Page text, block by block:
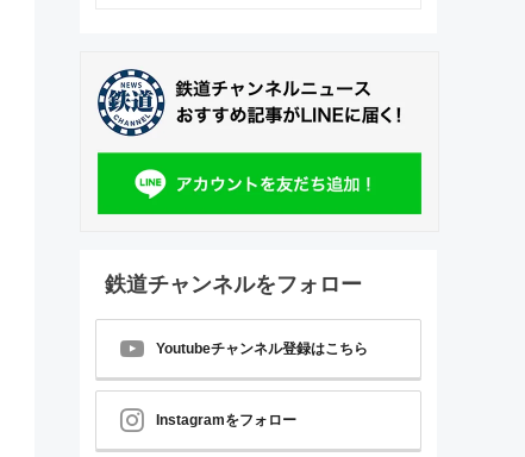
鉄道チャンネルをフォロー
Youtubeチャンネル登録はこちら
Instagramをフォロー